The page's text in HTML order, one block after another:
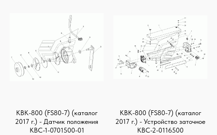
КВК-800 (FS80-7) (каталог
2017 г.) - Датчик положения
КВС-1-0701500-01
КВК-800 (FS80-7) (каталог
2017 г.) - Устройство заточное
КВС-2-0116500